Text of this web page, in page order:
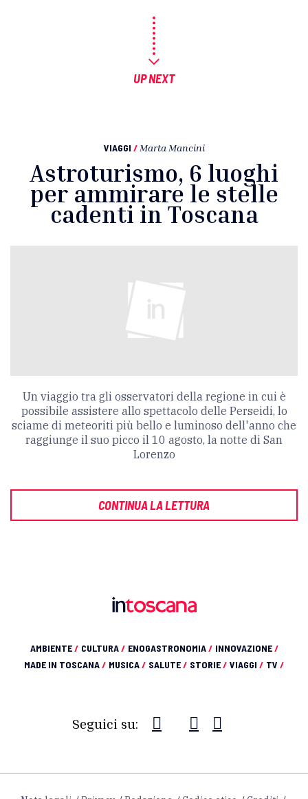
UP NEXT
VIAGGI / Marta Mancini
Astroturismo, 6 luoghi
per ammirare le stelle
cadenti in Toscana
Un viaggio tra gli osservatori della regione in cui è
possibile assistere allo spettacolo delle Perseidi, lo
sciame di meteoriti più bello e luminoso dell'anno che
raggiunge il suo picco il 10 agosto, la notte di San
Lorenzo
CONTINUA LA LETTURA
AMBIENTE/ CULTURA/ ENOGASTRONOMIA/ INNOVAZIONE/
MADE IN TOSCANA/ MUSICA/ SALUTE/ STORIE/ VIAGGI / TV /
Seguici su: